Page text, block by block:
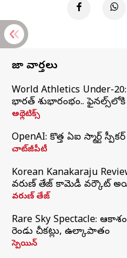
తాజా వార్తలు
World Athletics Under-
భారత్‌ శుభారంభం.. ఫైనల్స్‌లోకి
అథ్లెటిక్స్
OpenAI: కొత్త ఏఐ స్మార్ట్
చాట్‌జీపీటీ
Korean Kanakaraju
వరుణ్ తేజ్ కామెడీ వర్కౌట్
వరుణ్ తేజ్
Rare Sky Spectacle:
రెండు చీకట్లు, ఉల్కాపాతం
స్పెయిన్